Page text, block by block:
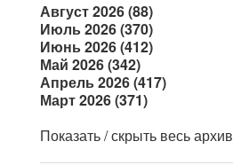
Август 2026 (88)
Июль 2026 (370)
Июнь 2026 (412)
Май 2026 (342)
Апрель 2026 (417)
Март 2026 (371)
Показать / скрыть весь архив